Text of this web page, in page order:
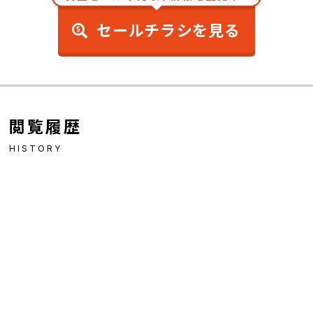
セールチラシを見る
閲覧履歴
HISTORY